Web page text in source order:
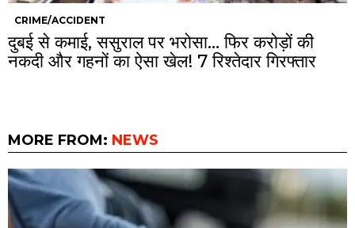
CRIME/ACCIDENT
दुबई से कमाई, ससुराल पर भरोसा… फिर करोड़ों की
नकदी और गहनों का ऐसा खेल! 7 रिश्तेदार गिरफ्तार
MORE FROM: NEWS